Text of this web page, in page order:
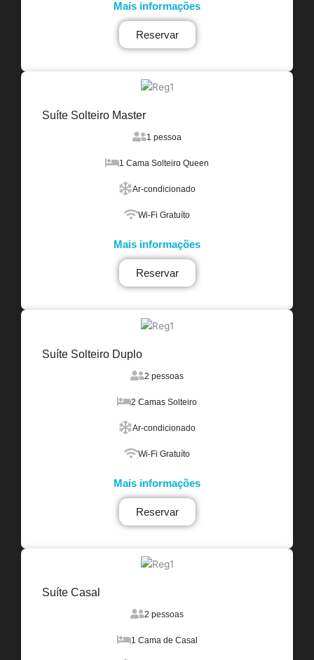
Mais informações
Reservar
Suíte Solteiro Master
1 pessoa
1 Cama Solteiro Queen
Ar-condicionado
Wi-Fi Gratuíto
Mais informações
Reservar
Suíte Solteiro Duplo
2 pessoas
2 Camas Solteiro
Ar-condicionado
Wi-Fi Gratuíto
Mais informações
Reservar
Suíte Casal
2 pessoas
1 Cama de Casal